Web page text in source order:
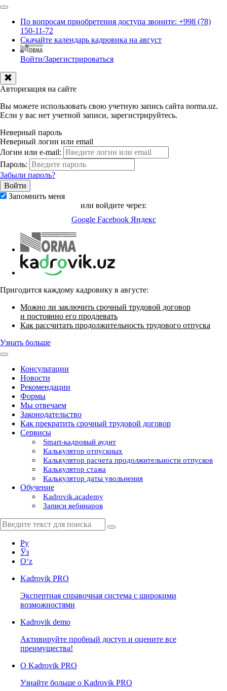
По вопросам приобретения доступа звоните: +998 (78)
150-11-72
Скачайте календарь кадровика на август
Войти/Зарегистрироваться
Авторизация на сайте
Вы можете использовать свою учетную запись сайта norma.uz.
Если у вас нет учетной записи, зарегистрируйтесь.
Неверный пароль
Неверный логин или email
Логин или e-mail:
Пароль:
Забыли пароль?
Запомнить меня
или войдите через:
Google Facebook Яндекс
Пригодится каждому кадровику в августе:
Можно ли заключить срочный трудовой договор
и постоянно его продлевать
Как рассчитать продолжительность трудового отпуска
Узнать больше
Консультации
Новости
Рекомендации
Формы
Мы отвечаем
Законодательство
Как прекратить срочный трудовой договор
Сервисы
Smart-кадровый аудит
Калькулятор отпускных
Калькулятор расчета продолжительности отпусков
Калькулятор стажа
Калькулятор даты увольнения
Обучение
Kadrovik.academy
Записи вебинаров
Ру
Ўз
Oʻz
Kadrovik PRO
Экспертная справочная система с широкими
возможностями
Kadrovik demo
Активируйте пробный доступ и оцените все
преимущества!
О Kadrovik PRO
Узнайте больше о Kadrovik PRO